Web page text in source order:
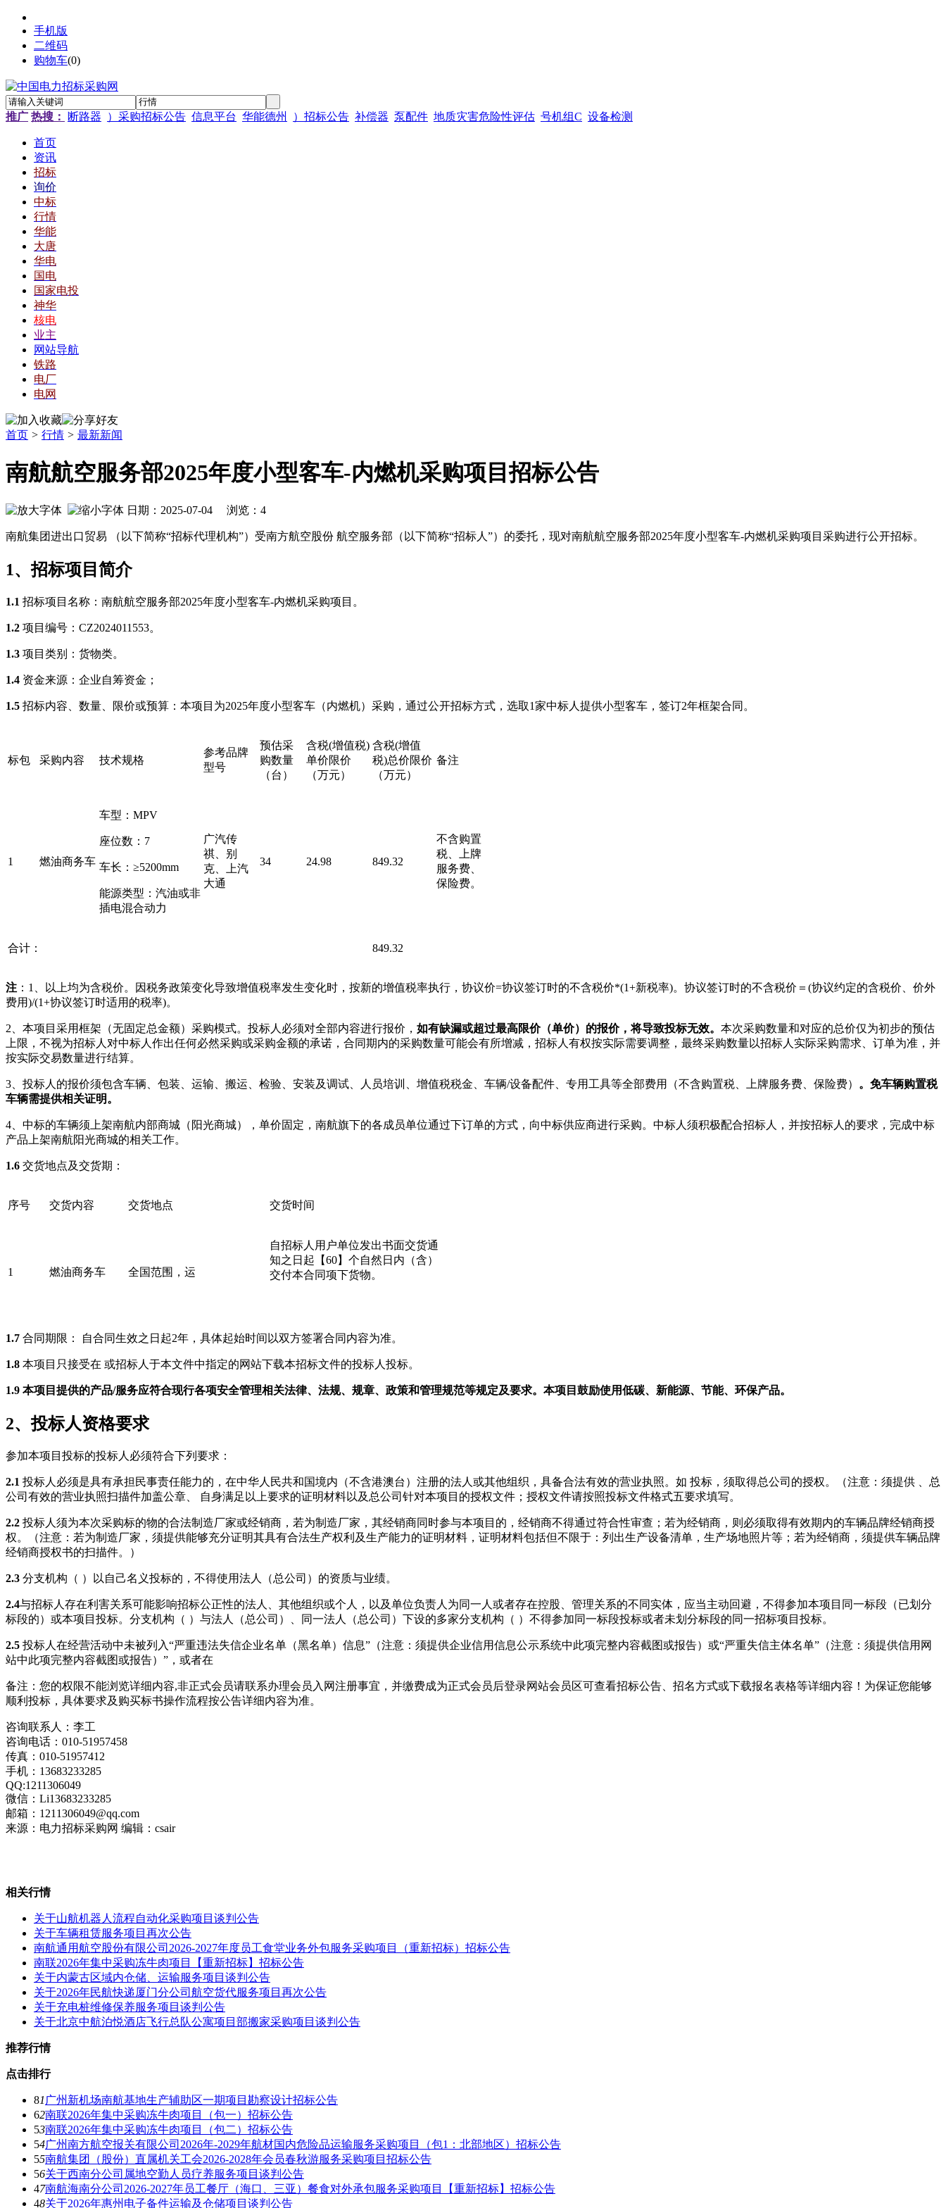
手机版
二维码
购物车(0)
推广 热搜： 断路器 ）采购招标公告 信息平台 华能德州 ）招标公告 补偿器 泵配件 地质灾害危险性评估 号机组C 设备检测
首页
资讯
招标
询价
中标
行情
华能
大唐
华电
国电
国家电投
神华
核电
业主
网站导航
铁路
电厂
电网
首页 > 行情 > 最新新闻
南航航空服务部2025年度小型客车-内燃机采购项目招标公告
日期：2025-07-04 浏览： 4
南航集团进出口贸易 （以下简称“招标代理机构”）受南方航空股份 航空服务部（以下简称“招标人”）的委托，现对南航航空服务部2025年度小型客车-内燃机采购项目 采购进行公开招标。
1、招标项目简介
1.1 招标项目名称： 南航航空服务部2025年度小型客车-内燃机采购项目 。
1.2 项目 编号： CZ2024011553。
1.3 项目类别： 货物类。
1.4 资金来源：企业自筹资金；
1.5 招标内容、数量、限价或预算：本项目为2025年度小型客车（内燃机）采购，通过公开招标方式，选取1家中标人提供小型客车，签订2年框架合同 。
标包 采购内容 技术规格
参考品牌
型号
预估采
购数量
（台）
含税(增值税)
单价限价
（万元）
含税(增值
税)总价限价
（万元）
备注
1 燃油商务车
车型： MPV
座位数： 7
车长： ≥5200mm
能源类型： 汽油或非
插电混合动力
广汽传
祺、别
克、上汽
大通
34 24.98 849.32
不含购置
税
上牌
服务费
保险费。
合计： 849.32
注 ： 1、以上均为含税价。因税务政策变化导致增值税率发生变化时，按新的增值税率执行，协议价=协议签订时的不含税价*(1+新税率)。协议签订时的不含税价＝(协议约定的含税价、价外
费用)/(1+协议签订时适用的税率)。
2、 本项目采用框架（无固定总金额）采购模式。投标人必须对全部内容进行报价， 如有缺漏或超过最高限价（单价）的报价，将导致投标无效。 本次采购数量和对应的总价仅为初步的预估
上限，不视为招标人对中标人作出任何必然采购或采购金额的承诺， 合同期内的采购数量可能会有所增减， 招标人有权按实际需要调整， 最终采购数量以招标人实际采购需求、订单为准， 并
按实际交易数量进行结算。
3、投标人的报价须包含车辆、包装、运输、搬运、检验、安装及调试、人员培训、增值税税金、车辆/设备配件、专用工具等全部费用（不含购置税、上牌服务费、保险费） 。免车辆购置税
车辆需提供相关证明。
4、中标的车辆须上架南航内部商城（阳光商城），单价固定，南航旗下的各成员单位通过下订单的方式，向中标供应商进行采购。中标人须积极配合招标人，并按招标人的要求，完成中标
产品上架南航阳光商城的相关工作。
1.6 交货地点及交货期：
序号 交货内容 交货地点 交货时间
1 燃油商务车 全国范围 ，运
自招标人用户单位发出书面交货通
知之日起【60】个自然日内（含）
交付本合同项下货物。
1.7 合同期限： 自合同生效之日起2年，具体起始时间以双方签署合同内容为准。
1.8 本项目只接受在 或招标人于本文件中指定的网站下载本招标文件的投标人投标。
1.9 本项目提供的产品/服务应符合现行各项安全管理相关法律、法规、规章、政策和管理规范等规定及要求。本项目鼓励使用低碳、新能源、节能、环保产品。
2、投标人资格要求
参加本项目投标的投标人必须符合下列要求：
2.1 投标人 必须是具有承担民事责任能力的，在中华人民共和国境内（不含港澳台）注册的法人或其他组织 ， 具备合法有效的营业执照。 如 投标 ，须取得总公司的授权。（注意：须提供 、总
公司 有效的营业执照扫描件加盖公章 自身满足以上要求的证明材料以及 总公司针对本项目的授权文件 ； 授权文件请按照投标文件格式五要求填写。
2.2 投标人须为本次采购标的物的合法制造厂家或经销商，若为制造厂家，其经销商同时参与本项目的，经销商不得通过符合性审查；若为经销商，则必须取得有效期内的车辆品牌经销商授
权。（注意：若为制造厂家，须提供能够充分证明其具有合法生产权利及生产能力的证明材料，证明材料包括但不限于：列出生产设备清单，生产场地照片等；若为经销商，须提供车辆品牌
经销商授权书的扫描件。）
2.3 分支机构（ ）以自己名义投标的，不得使用法人（总公司）的资质与业绩。
2.4与招标人存在利害关系可能影响招标公正性的法人、其他组织或个人，以及单位负责人为同一人或者存在控股、管理关系的不同实体，应当主动回避，不得参加本项目同一标段（已划分
标段的）或本项目投标。 分支机构（ ）与法人（总公司）、同一法人（总公司）下设的多家分支机构（ ）不得参加同一标段投标或者未划分标段的同一招标项目投标。
2.5 投标人在经营活动中未被列入“严重违法失信企业名单（黑名单）信息”（注意：须提供企业信用信息公示系统中此项完整内容截图或报告）或“严重失信主体名单”（注意：须提供信用网
站中此项完整内容截图或报告）”，或者在
备注：您的权限不能浏览详细内容,非正式会员请联系办理会员入网注册事宜，并缴费成为正式会员后登录网站会员区可查看招标公告、招名方式或下载报名表格等详细内容！为保证您能够
顺利投标，具体要求及购买标书操作流程按公告详细内容为准。
咨询联系人：李工
咨询电话：010-51957458
传真：010-51957412
手机：13683233285
QQ:1211306049
微信：Li13683233285
邮箱：1211306049@qq.com
来源：电力招标采购网 编辑：csair
相关行情
关于山航机器人流程自动化采购项目谈判公告
关于车辆租赁服务项目再次公告
南航通用航空股份有限公司2026-2027年度员工食堂业务外包服务采购项目（重新招标）招标公告
南联2026年集中采购冻牛肉项目【重新招标】招标公告
关于内蒙古区域内仓储、运输服务项目谈判公告
关于2026年民航快递厦门分公司航空货代服务项目再次公告
关于充电桩维修保养服务项目谈判公告
关于北京中航泊悦酒店飞行总队公寓项目部搬家采购项目谈判公告
推荐行情
点击排行
81 广州新机场南航基地生产辅助区一期项目勘察设计招标公告
62南联2026年集中采购冻牛肉项目（包一）招标公告
53南联2026年集中采购冻牛肉项目（包二）招标公告
54广州南方航空报关有限公司2026年-2029年航材国内危险品运输服务采购项目（包1：北部地区）招标公告
55南航集团（股份）直属机关工会2026-2028年会员春秋游服务采购项目招标公告
56关于西南分公司属地空勤人员疗养服务项目谈判公告
47南航海南分公司2026-2027年员工餐厅（海口、三亚）餐食对外承包服务采购项目【重新招标】招标公告
48关于2026年惠州电子备件运输及仓储项目谈判公告